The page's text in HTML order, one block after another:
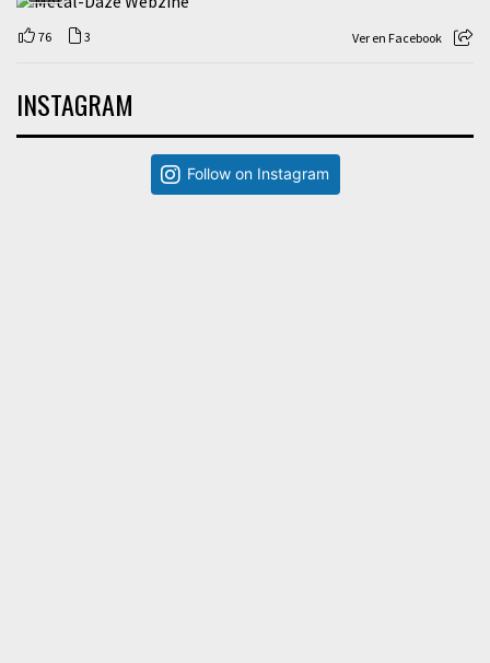
76 3 Ver en Facebook
INSTAGRAM
Follow on Instagram